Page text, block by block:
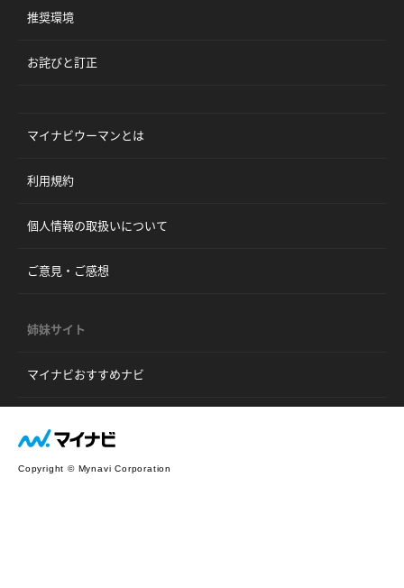
推奨環境
お詫びと訂正
マイナビウーマンとは
利用規約
個人情報の取扱いについて
ご意見・ご感想
姉妹サイト
マイナビおすすめナビ
Copyright © Mynavi Corporation